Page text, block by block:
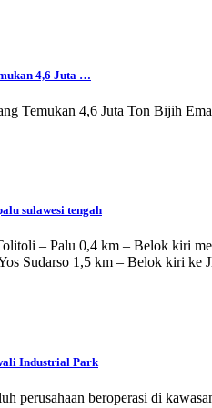
4,6 Juta …
Temukan 4,6 Juta Ton Bijih
sulawesi tengah
– Palu 0,4 km – Belok kiri
Sudarso 1,5 km – Belok kiri
Industrial Park
perusahaan beroperasi di